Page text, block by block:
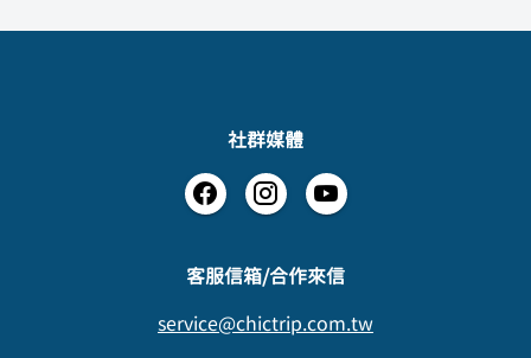
社群媒體
​客服信箱/合作來信
service@chictrip.com.tw